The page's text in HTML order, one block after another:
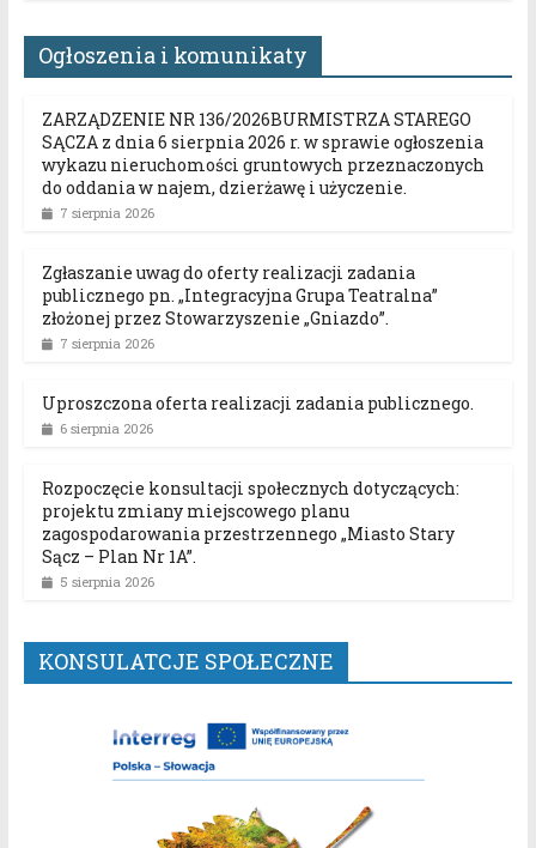
Ogłoszenia i komunikaty
ZARZĄDZENIE NR 136/2026BURMISTRZA STAREGO
SĄCZA z dnia 6 sierpnia 2026 r. w sprawie ogłoszenia
wykazu nieruchomości gruntowych przeznaczonych
do oddania w najem, dzierżawę i użyczenie.
7 sierpnia 2026
Zgłaszanie uwag do oferty realizacji zadania
publicznego pn. „Integracyjna Grupa Teatralna”
złożonej przez Stowarzyszenie „Gniazdo”.
7 sierpnia 2026
Uproszczona oferta realizacji zadania publicznego.
6 sierpnia 2026
Rozpoczęcie konsultacji społecznych dotyczących:
projektu zmiany miejscowego planu
zagospodarowania przestrzennego „Miasto Stary
Sącz – Plan Nr 1A”.
5 sierpnia 2026
KONSULATCJE SPOŁECZNE